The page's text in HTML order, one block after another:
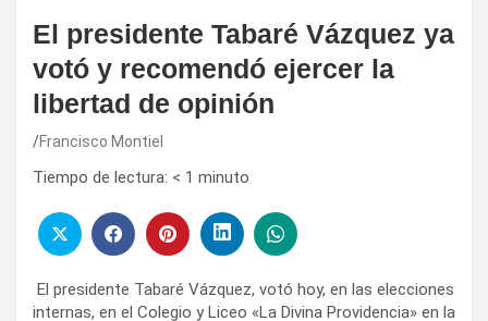
El presidente Tabaré Vázquez ya
votó y recomendó ejercer la
libertad de opinión
Francisco Montiel
Tiempo de lectura: < 1 minuto
El presidente Tabaré Vázquez, votó hoy, en las elecciones
internas, en el Colegio y Liceo «La Divina Providencia» en la